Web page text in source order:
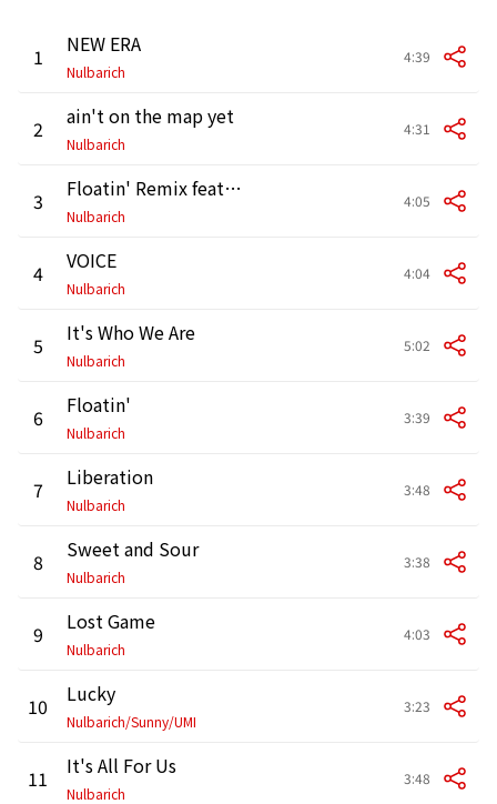
1 NEW ERA
Nulbarich
4:39
2 ain't on the map yet
Nulbarich
4:31
3 Floatin' Remix feat. GALCHANIE
Nulbarich
4:05
4 VOICE
Nulbarich
4:04
5 It's Who We Are
Nulbarich
5:02
6 Floatin'
Nulbarich
3:39
7 Liberation
Nulbarich
3:48
8 Sweet and Sour
Nulbarich
3:38
9 Lost Game
Nulbarich
4:03
10 Lucky
Nulbarich/Sunny/UMI
3:23
11 It's All For Us
Nulbarich
3:48